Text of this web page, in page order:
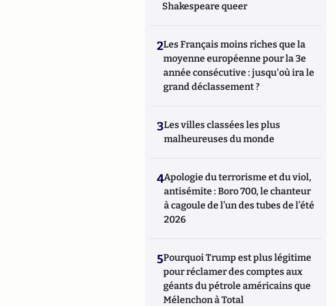
Shakespeare queer
2Les Français moins riches que la
moyenne européenne pour la 3e
année consécutive : jusqu'où ira le
grand déclassement ?
3Les villes classées les plus
malheureuses du monde
4Apologie du terrorisme et du viol,
antisémite : Boro 700, le chanteur
à cagoule de l’un des tubes de l’été
2026
5Pourquoi Trump est plus légitime
pour réclamer des comptes aux
géants du pétrole américains que
Mélenchon à Total